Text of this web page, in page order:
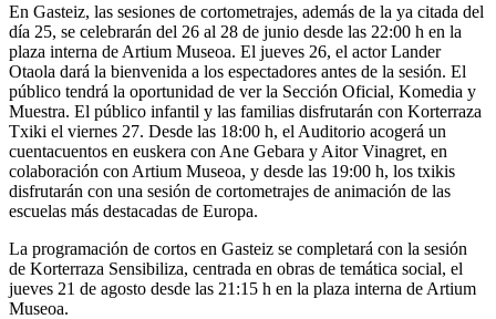
En Gasteiz, las sesiones de cortometrajes, además de la ya citada del
día 25, se celebrarán del 26 al 28 de junio desde las 22:00 h en la
plaza interna de Artium Museoa. El jueves 26, el actor Lander
Otaola dará la bienvenida a los espectadores antes de la sesión. El
público tendrá la oportunidad de ver la Sección Oficial, Komedia y
Muestra. El público infantil y las familias disfrutarán con Korterraza
Txiki el viernes 27. Desde las 18:00 h, el Auditorio acogerá un
cuentacuentos en euskera con Ane Gebara y Aitor Vinagret, en
colaboración con Artium Museoa, y desde las 19:00 h, los txikis
disfrutarán con una sesión de cortometrajes de animación de las
escuelas más destacadas de Europa.
La programación de cortos en Gasteiz se completará con la sesión
de Korterraza Sensibiliza, centrada en obras de temática social, el
jueves 21 de agosto desde las 21:15 h en la plaza interna de Artium
Museoa.